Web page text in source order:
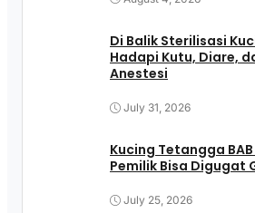
Di Balik Sterilisasi
Hadapi Kutu, Diare,
Anestesi
July 31, 2026
Kucing Tetangga
Pemilik Bisa Digugat
July 25, 2026